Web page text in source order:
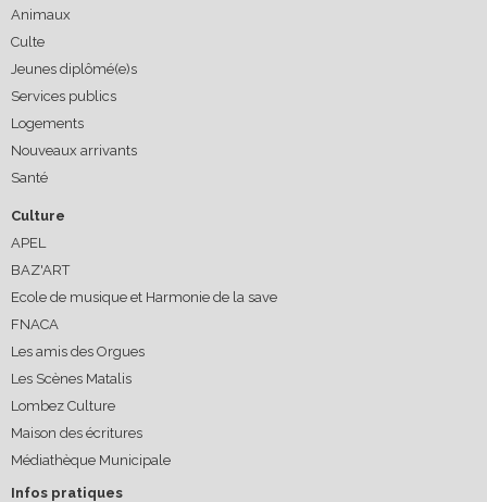
Animaux
Culte
Jeunes diplômé(e)s
Services publics
Logements
Nouveaux arrivants
Santé
Culture
APEL
BAZ'ART
Ecole de musique et Harmonie de la save
FNACA
Les amis des Orgues
Les Scènes Matalis
Lombez Culture
Maison des écritures
Médiathèque Municipale
Infos pratiques